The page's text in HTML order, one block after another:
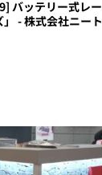
バッテリー式レー
- 株式会社ニート